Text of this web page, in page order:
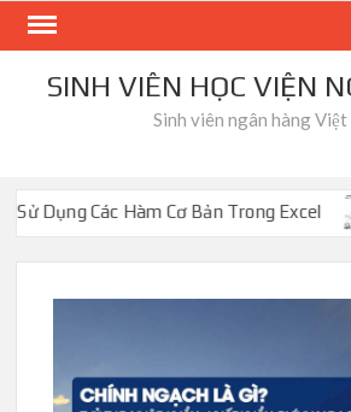
Skip
contentSINH VIÊN HỌC VIỆN
Sinh viên ngân hàng Việt
Hàm Cơ Bản Trong Excel LC